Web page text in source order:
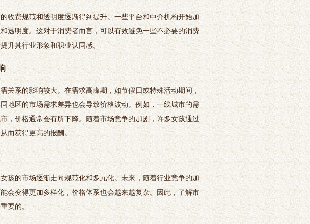
收费规范和透明度逐渐得到提升。一些平台和中介机构开始加
透明度。这对于消费者而言，可以有效避免一些不必要的消费
升其行业形象和职业认同感。
关系的影响较大。在需求高峰期，如节假日或特殊活动期间，
地区的市场需求差异也会导致价格波动。例如，一线城市的需
，价格通常会有所下降。随着市场竞争的加剧，许多女孩通过
而获得更高的报酬。
孩的市场逐渐走向规范化和多元化。未来，随着行业竞争的加
会变得更加多样化，价格体系也会越来越复杂。因此，了解市
要的。